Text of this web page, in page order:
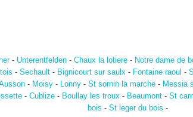
- Unterentfelden - Chaux la lotiere - Notre dame de
- Sechault - Bignicourt sur saulx - Fontaine raoul -
- Moisy- Lonny- St sornin la marche- Messia
- Cublize- Boullay les troux- Beaumont- St
bois - St leger du bois -